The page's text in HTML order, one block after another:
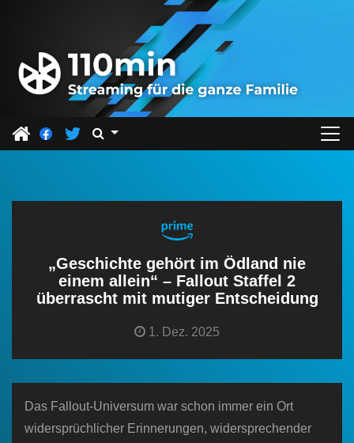
„Geschichte gehört im Ödland nie
einem allein“ – Fallout Staffel 2
überrascht mit mutiger Entscheidung
1. Dez. 2025
Das Fallout-Universum war schon immer ein Ort
widersprüchlicher Erinnerungen, widersprechender